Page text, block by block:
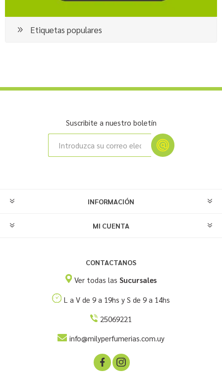
Etiquetas populares
Suscribite a nuestro boletín
INFORMACIÓN
MI CUENTA
CONTACTANOS
Ver todas lasSucursales
L a V de 9 a 19hs y S de 9 a 14hs
25069221
info@milyperfumerias.com.uy